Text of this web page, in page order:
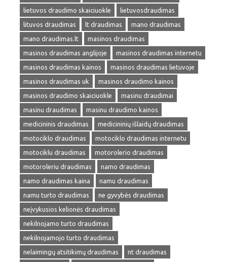
lietuvos draudimo skaiciuokle
lietuvosdraudimas
lituvos draudimas
lt draudimas
mano draudimas
mano draudimas.lt
masinos draudimas
masinos draudimas anglijoje
masinos draudimas internetu
masinos draudimas kainos
masinos draudimas lietuvoje
masinos draudimas uk
masinos draudimo kainos
masinos draudimo skaiciuokle
masinu draudimai
masinu draudimas
masinu draudimo kainos
medicininis draudimas
medicininių išlaidų draudimas
motociklo draudimas
motociklo draudimas internetu
motociklu draudimas
motorolerio draudimas
motoroleriu draudimas
namo draudimas
namo draudimas kaina
namu draudimas
namu turto draudimas
ne gyvybės draudimas
neįvykusios kelionės draudimas
nekilnojamo turto draudimas
nekilnojamojo turto draudimas
nelaimingų atsitikimų draudimas
nt draudimas